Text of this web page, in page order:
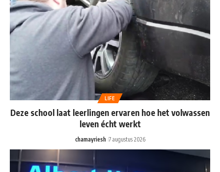
LIFE
Deze school laat leerlingen ervaren hoe het volwassen
leven écht werkt
chamayriesh 7 augustus 2026